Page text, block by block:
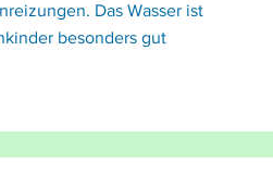
Das Wasser ist
besonders gut